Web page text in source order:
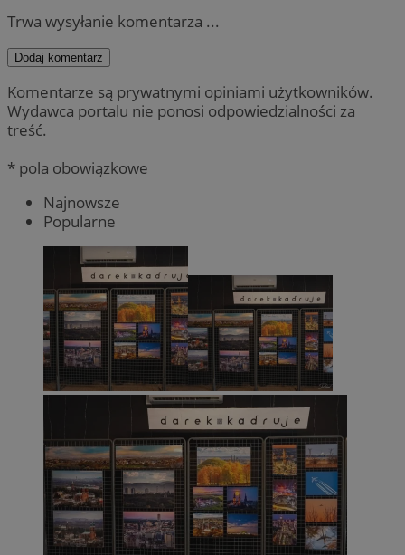
Trwa wysyłanie komentarza ...
Dodaj komentarz
Komentarze są prywatnymi opiniami użytkowników.
Wydawca portalu nie ponosi odpowiedzialności za
treść.
* pola obowiązkowe
Najnowsze
Popularne